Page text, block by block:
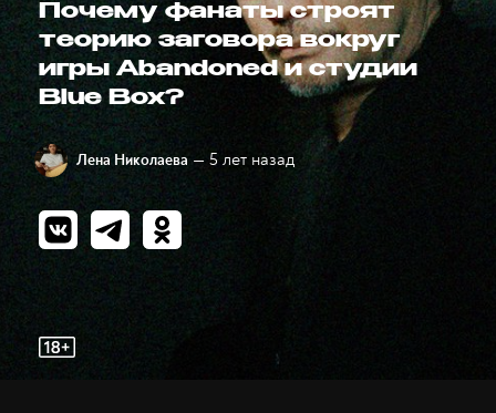
Почему фанаты строят
теорию заговора вокруг
игры Abandoned и студии
Blue Box?
Лена Николаева — 5 лет назад